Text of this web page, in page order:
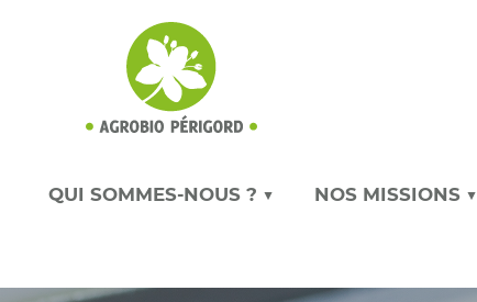
QUI SOMMES-NOUS ? ▼ NOS MISSIONS ▼